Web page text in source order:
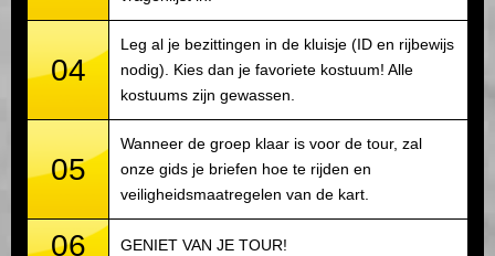
04
Leg al je bezittingen in de kluisje (ID en rijbewijs
nodig). Kies dan je favoriete kostuum! Alle
kostuums zijn gewassen.
05
Wanneer de groep klaar is voor de tour, zal
onze gids je briefen hoe te rijden en
veiligheidsmaatregelen van de kart.
06 GENIET VAN JE TOUR!